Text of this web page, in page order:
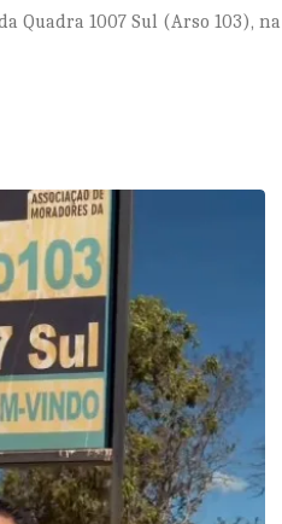
Quadra 1007 Sul (Arso 103),